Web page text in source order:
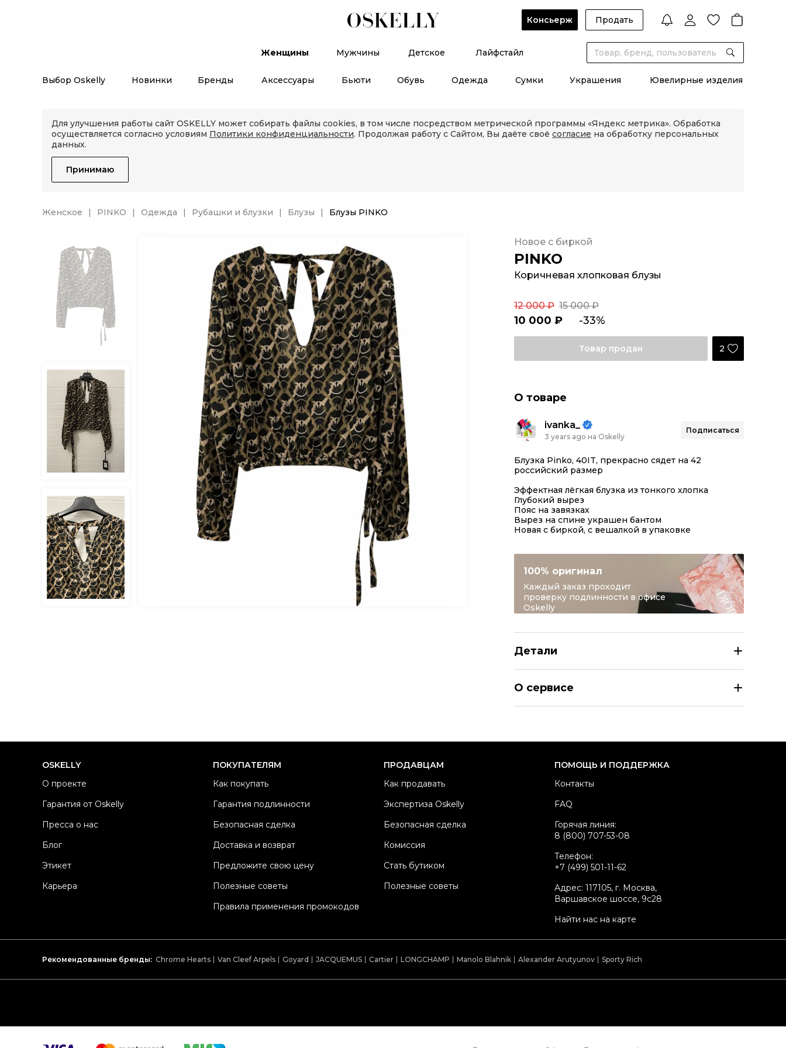
Консьерж Продать
Женщины Мужчины Детское Лайфстайл
Выбор Oskelly Новинки Бренды Аксессуары Бьюти Обувь Одежда Сумки Украшения Ювелирные изделия
Для улучшения работы сайт OSKELLY может собирать файлы cookies, в том числе посредством метрической программы «Яндекс метрика». Обработка
осуществляется согласно условиям Политики конфиденциальности. Продолжая работу с Сайтом, Вы даёте своё согласие на обработку персональных
данных.
Принимаю
Женское PINKO Одежда Рубашки и блузки Блузы Блузы PINKO
PINKO
Коричневая хлопковая блузы
Новое с биркой
10 000 ₽ -33%
12 000 ₽ 15 000 ₽
Товар продан 2
О товаре
ivanka_
3 years ago на Oskelly
Подписаться
Блузка Pinko, 40IT, прекрасно сядет на 42
российский размер
Эффектная лёгкая блузка из тонкого хлопка
Глубокий вырез
Пояс на завязках
Вырез на спине украшен бантом
Новая с биркой, с вешалкой в упаковке
100% оригинал
Каждый заказ проходит
проверку подлинности в офисе
Oskelly
Детали
Продавец
Oskelly ID
О сервисе
OSKELLY
О проекте
Гарантия от Oskelly
Пресса о нас
Блог
Этикет
Карьера
ПОКУПАТЕЛЯМ
Как покупать
Гарантия подлинности
Безопасная сделка
Доставка и возврат
Предложите свою цену
Полезные советы
Правила применения промокодов
ПРОДАВЦАМ
Как продавать
Экспертиза Oskelly
Безопасная сделка
Комиссия
Стать бутиком
Полезные советы
ПОМОЩЬ И ПОДДЕРЖКА
Контакты
FAQ
Горячая линия:
8 (800) 707-53-08
Телефон:
+7 (499) 501-11-62
Адрес: 117105, г. Москва,
Варшавское шоссе, 9с28
Найти нас на карте
Рекомендованные бренды: Chrome Hearts Van Cleef Arpels Goyard JACQUEMUS Cartier LONGCHAMP Manolo Blahnik Alexander Arutyunov Sporty Rich